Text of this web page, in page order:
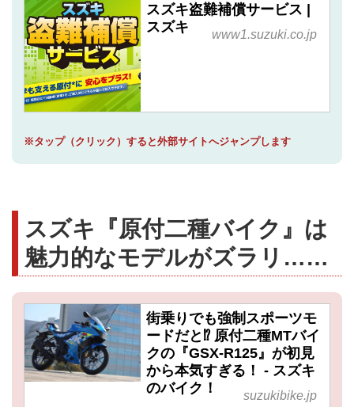
スズキ盗難補償サービス |
スズキ
www1.suzuki.co.jp
※タップ（クリック）すると外部サイトへジャンプします
スズキ『原付二種バイク』は
魅力的なモデルがズラリ……
街乗りでも強制スポーツモ
ードだと⁉ 原付二種MTバイ
クの『GSX-R125』が初見
から本気すぎる！ - スズキ
のバイク！
suzukibike.jp